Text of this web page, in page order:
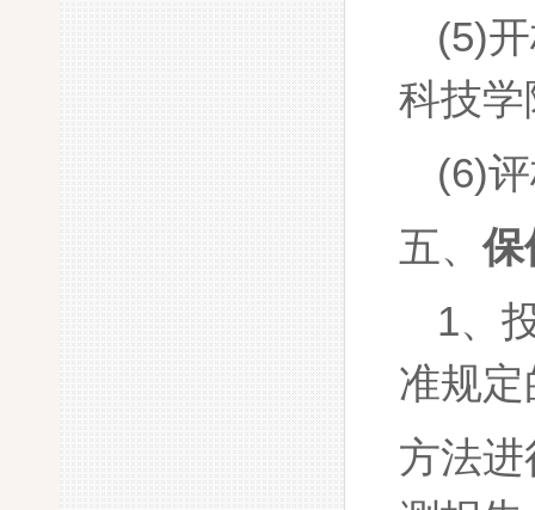
(5)
科技
(6)
五、保
1、
准规
方法